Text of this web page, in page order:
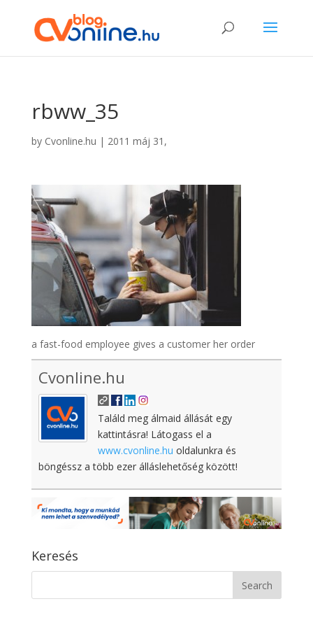
rbww_35
by Cvonline.hu | 2011 máj 31,
a fast-food employee gives a customer her order
Cvonline.hu
Találd meg álmaid állását egy
kattintásra! Látogass el a
www.cvonline.hu oldalunkra és
böngéssz a több ezer álláslehetőség között!
Keresés